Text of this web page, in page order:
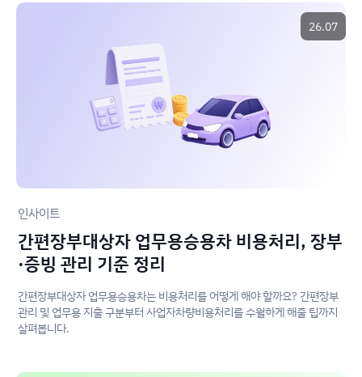
26.07
인사이트
간편장부대상자 업무용승용차 비용처리, 장부
·증빙 관리 기준 정리
간편장부대상자 업무용승용차는 비용처리를 어떻게 해야 할까요? 간편장부
관리 및 업무용 지출 구분부터 사업자차량비용처리를 수월하게 해줄 팁까지
살펴봅니다.